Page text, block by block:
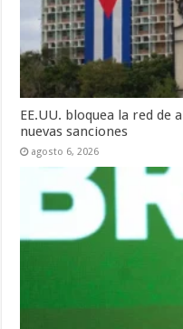
EE.UU. bloquea la red de
nuevas sanciones
agosto 6, 2026